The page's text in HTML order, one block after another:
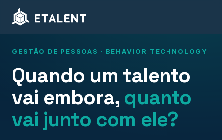
GESTÃO DE PESSOAS · BEHAVIOR TECHNOLOGY
Quando um talento
vai embora, quanto
vai junto com ele?